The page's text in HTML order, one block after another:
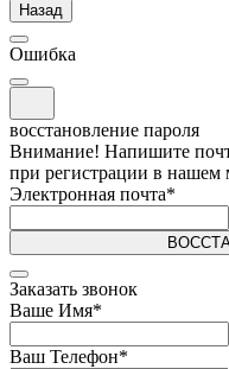
Назад
Ошибка
восстановление пароля
Внимание! Напишите
при регистрации в нашем
Электронная почта*
Заказать звонок
Ваше Имя*
Ваш Телефон*